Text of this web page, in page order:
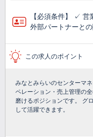
【必須条件】 ✓
外部パートナーと
この求人のポイント
みなとみらいのセンターマ
ペレーション・売上管理の
磨けるポジションです。 グ
して活躍できます。